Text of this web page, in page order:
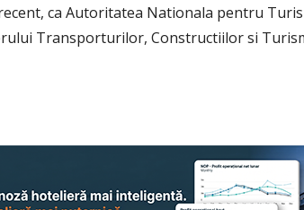
ca Autoritatea Nationala pentru
Transporturilor, Constructiilor si